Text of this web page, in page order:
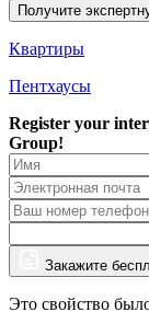
Получите
Квартиры
Пентхаусы
Register your
Group!
Закажите
Это свойство